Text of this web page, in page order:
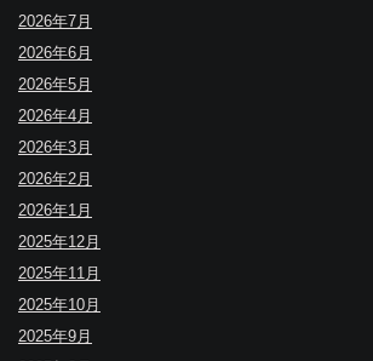
2026年7月
2026年6月
2026年5月
2026年4月
2026年3月
2026年2月
2026年1月
2025年12月
2025年11月
2025年10月
2025年9月